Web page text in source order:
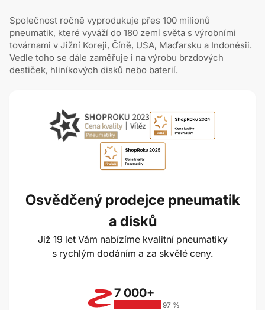
Společnost ročně vyprodukuje přes 100 milionů
pneumatik, které vyváží do 180 zemí světa s výrobními
továrnami v Jižní Koreji, Číně, USA, Maďarsku a Indonésii.
Vedle toho se dále zaměřuje i na výrobu brzdových
destiček, hliníkových disků nebo baterií.
Osvědčený prodejce pneumatik
a disků
Již 19 let Vám nabízíme kvalitní pneumatiky
s rychlým dodáním a za skvělé ceny.
7 000+
97 %